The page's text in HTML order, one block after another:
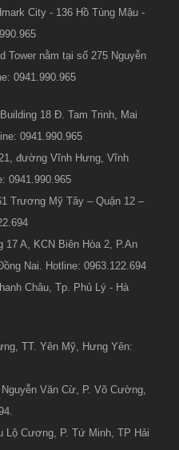
City - 136 Hồ Tùng Mậu -
Tower nằm tại số 275 Nguyễn
0941.990.965
18 Đ. Tam Trinh, Mai
0941.990.965
đường Vĩnh Hưng, Vĩnh
0941.990.965
Trương Mỹ Tây – Quận 12 –
A, KCN Biên Hòa 2, P.An
Nai. Hotline: 0963.122.694
Châu, Tp. Phủ Lý - Hà
TT. Yên Mỹ, Hưng Yên:
Văn Cừ, P. Võ Cường,
Lộ Cương, P. Tứ Minh, TP Hải